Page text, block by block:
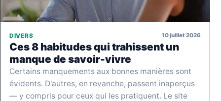
DIVERS 10 juillet 2026
Ces 8 habitudes qui trahissent un
manque de savoir-vivre
Certains manquements aux bonnes manières sont
évidents. D'autres, en revanche, passent inaperçus
— y compris pour ceux qui les pratiquent. Le site